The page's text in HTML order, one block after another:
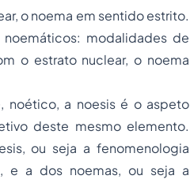
o noema em sentido estrito.
modalidades de
o estrato nuclear, o noema
noético, a noesis é o aspeto
deste mesmo elemento.
ou seja a fenomenologia
e a dos noemas, ou seja a